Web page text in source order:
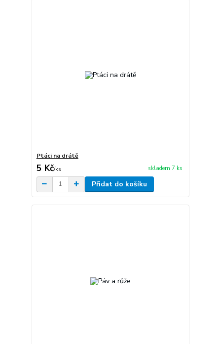
Ptáci na drátě
5 Kč/ks skladem 7 ks
Přidat do košíku